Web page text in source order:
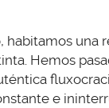
habitamos una
Hemos
e